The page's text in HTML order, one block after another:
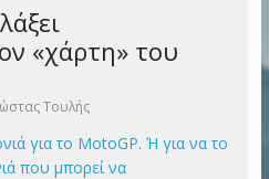
«χάρτη» του
Τουλής
για το MotoGP. Ή για να το
που μπορεί να